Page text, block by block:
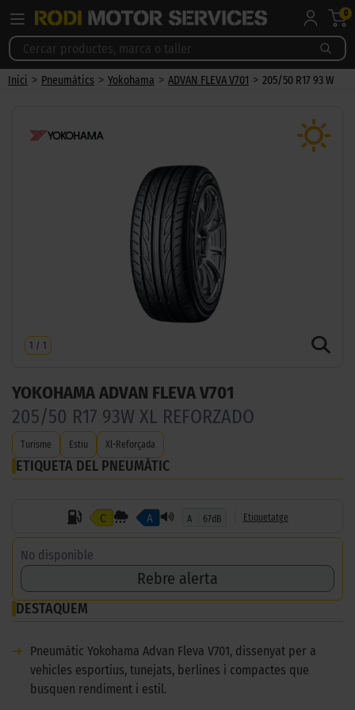
0
Inici > Pneumàtics > Yokohama > ADVAN FLEVA V701 > 205/50 R17 93 W
1 / 1
YOKOHAMA ADVAN FLEVA V701
205/50 R17 93W XL REFORZADO
Turisme Estiu Xl-Reforçada
ETIQUETA DEL PNEUMÀTIC
C A A 67dB Etiquetatge
No disponible
Rebre alerta
DESTAQUEM
➜
Pneumàtic Yokohama Advan Fleva V701, dissenyat per a
vehicles esportius, tunejats, berlines i compactes que
busquen rendiment i estil.